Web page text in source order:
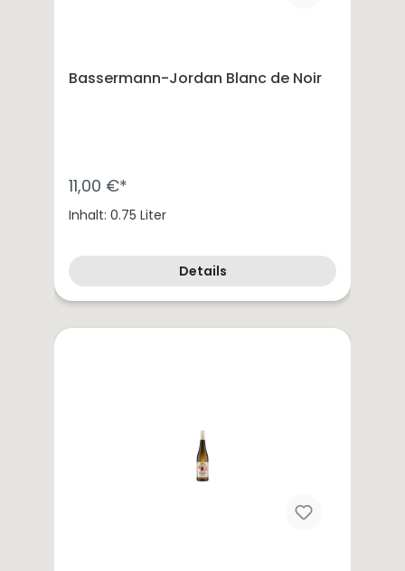
Bassermann-Jordan Blanc de Noir
11,00 €*
Inhalt: 0.75 Liter
Details